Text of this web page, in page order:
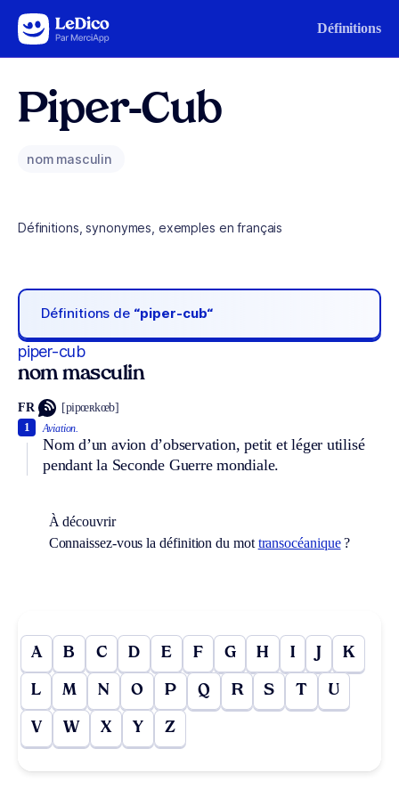
Aller au contenu Définitions
Piper-Cub
nom masculin
Définitions, synonymes, exemples en français
Définitions de “piper-cub“
piper-cub
nom masculin
FR [pipœʀkœb]
Aviation.
Nom d’un avion d’observation, petit et léger utilisé
pendant la Seconde Guerre mondiale.
1
À découvrir
Connaissez-vous la définition du mot transocéanique?
A B C D E F G H I J K
L M N O P Q R S T U
V W X Y Z